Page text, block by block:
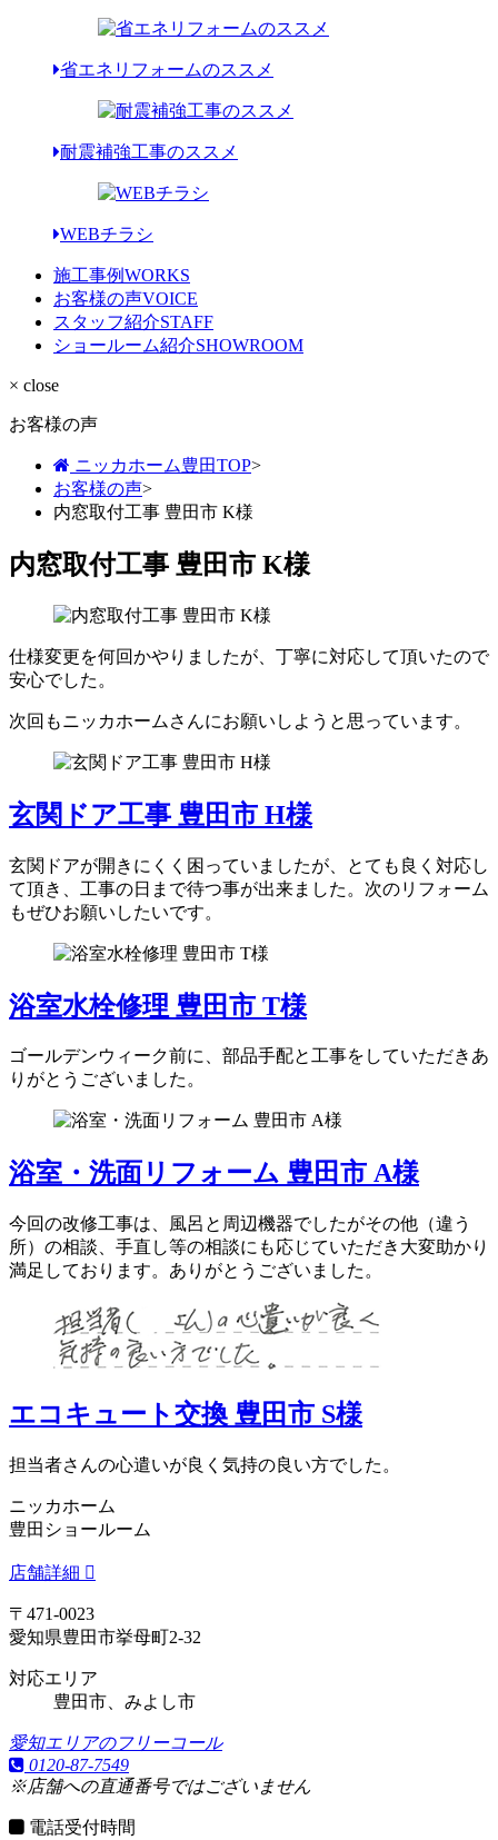
省エネリフォームのススメ
耐震補強工事のススメ
WEBチラシ
施工事例WORKS
お客様の声VOICE
スタッフ紹介STAFF
ショールーム紹介SHOWROOM
× close
お客様の声
ニッカホーム豊田TOP>
お客様の声>
内窓取付工事 豊田市 K様
内窓取付工事 豊田市 K様
仕様変更を何回かやりましたが、丁寧に対応して頂いたので
安心でした。
次回もニッカホームさんにお願いしようと思っています。
玄関ドア工事 豊田市 H様
玄関ドアが開きにくく困っていましたが、とても良く対応し
て頂き、工事の日まで待つ事が出来ました。次のリフォーム
もぜひお願いしたいです。
浴室水栓修理 豊田市 T様
ゴールデンウィーク前に、部品手配と工事をしていただきあ
りがとうございました。
浴室・洗面リフォーム 豊田市 A様
今回の改修工事は、風呂と周辺機器でしたがその他（違う
所）の相談、手直し等の相談にも応じていただき大変助かり
満足しております。ありがとうございました。
エコキュート交換 豊田市 S様
担当者さんの心遣いが良く気持の良い方でした。
ニッカホーム
豊田ショールーム
店舗詳細
〒471-0023
愛知県豊田市挙母町2-32
対応エリア
豊田市、みよし市
愛知エリアのフリーコール
0120-87-7549
※店舗への直通番号ではございません
電話受付時間